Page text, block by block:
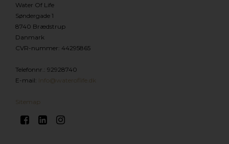
Water Of Life
Søndergade 1
8740 Brædstrup
Danmark
CVR-nummer: 44295865
Telefonnr. : 92928740
E-mail: Info@wateroflife.dk
Sitemap